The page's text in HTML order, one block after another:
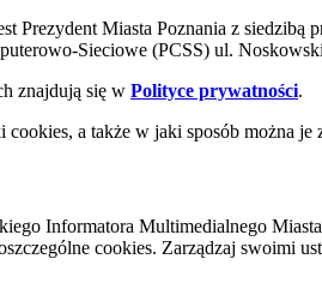
Miasta Poznania z
Sieciowe (PCSS) ul.
znajdują się w Polityce prywatności.
a także w jaki sposób można
Informatora Multimedialnego
cookies. Zarządzaj swoimi